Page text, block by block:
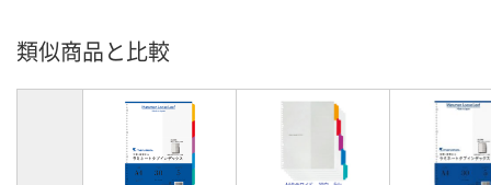
類似商品と比較